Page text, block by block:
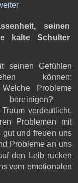
seinen
kalte Schulter
seinen Gefühlen
können;
Probleme
verdeutlicht,
Problemen mit
und freuen uns
Probleme an uns
den Leib rücken
vom emotionalen